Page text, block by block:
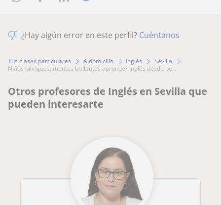
¿Hay algún error en este perfil? Cuéntanos
Tus clases particulares A domicilio Inglés
Sevilla
niños bilingües, mentes brillantes aprender inglés desde pe...
Otros profesores de Inglés en Sevilla que
pueden interesarte